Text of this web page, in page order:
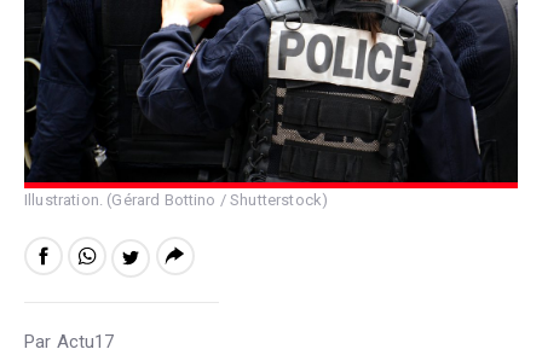
Illustration. (Gérard Bottino / Shutterstock)
Par Actu17